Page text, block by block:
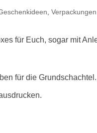
,Verpackungen
für Euch, sogar mit
für die